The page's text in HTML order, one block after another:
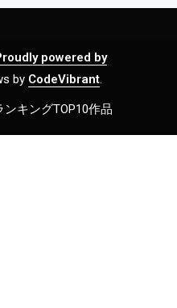
powered by
by CodeVibrant.
キングTOP10作品